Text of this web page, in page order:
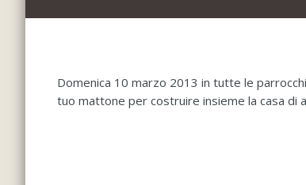
Domenica 10 marzo 2013 in tutte le
tuo mattone per costruire insieme la casa di